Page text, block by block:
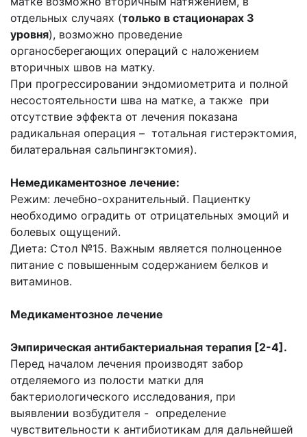
отдельных случаях (только в стационарах 3
уровня), возможно проведение
органосберегающих операций с наложением
вторичных швов на матку.
При прогрессировании эндомиометрита и полной
несостоятельности шва на матке, а также при
отсутствие эффекта от лечения показана
радикальная операция – тотальная гистерэктомия,
билатеральная сальпингэктомия).
Немедикаментозное лечение:
Режим: лечебно-охранительный. Пациентку
необходимо оградить от отрицательных эмоций и
болевых ощущений.
Диета: Стол №15. Важным является полноценное
питание с повышенным содержанием белков и
витаминов.
Медикаментозное лечение
Эмпирическая антибактериальная терапия [2-4].
Перед началом лечения производят забор
отделяемого из полости матки для
бактериологического исследования, при
выявлении возбудителя - определение
чувствительности к антибиотикам для дальнейшей